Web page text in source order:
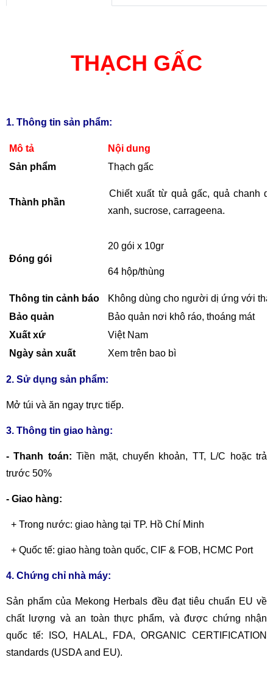
THẠCH GẤC
1. Thông tin sản phẩm:
Mô tả
Nội dung
Sản phẩm
Thạch gấc
Thành phần
Chiết xuất từ quả gấc, quả chanh
xanh, sucrose, carrageena.
Đóng gói
20 gói x 10gr
64 hộp/thùng
Thông tin cảnh báo
Không dùng cho người dị ứng với
Bảo quản
Bảo quản nơi khô ráo, thoáng mát
Xuất xứ
Việt Nam
Ngày sản xuất
Xem trên bao bì
2. Sử dụng sản phẩm:
Mở túi và ăn ngay trực tiếp.
3. Thông tin giao hàng:
- Thanh toán:Tiền mặt, chuyển khoản, TT, L/C hoặc trả
trước 50%
- Giao hàng:
+ Trong nước: giao hàng tại TP. Hồ Chí Minh
+ Quốc tế: giao hàng toàn quốc, CIF & FOB, HCMC Port
4. Chứng chỉ nhà máy:
Sản phẩm của Mekong Herbals đều đạt tiêu chuẩn EU về
chất lượng và an toàn thực phẩm, và được chứng nhận
quốc tế: ISO, HALAL, FDA, ORGANIC CERTIFICATION
standards (USDA and EU).